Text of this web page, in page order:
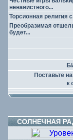
ненавистного...
Торсионная религия
Преобразимая
будет...
Поставьте
к
СОЛНЕЧНАЯ